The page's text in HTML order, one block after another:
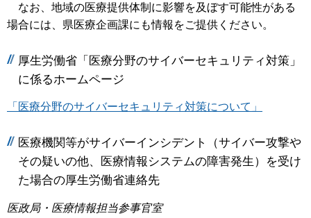
なお、地域の医療提供体制に影響を及ぼす可能性がある
場合には、県医療企画課にも情報をご提供ください。
厚生労働省「医療分野のサイバーセキュリティ対策」
に係るホームページ
「医療分野のサイバーセキュリティ対策について」
医療機関等がサイバーインシデント（サイバー攻撃や
その疑いの他、医療情報システムの障害発生）を受け
た場合の厚生労働省連絡先
医政局・医療情報担当参事官室